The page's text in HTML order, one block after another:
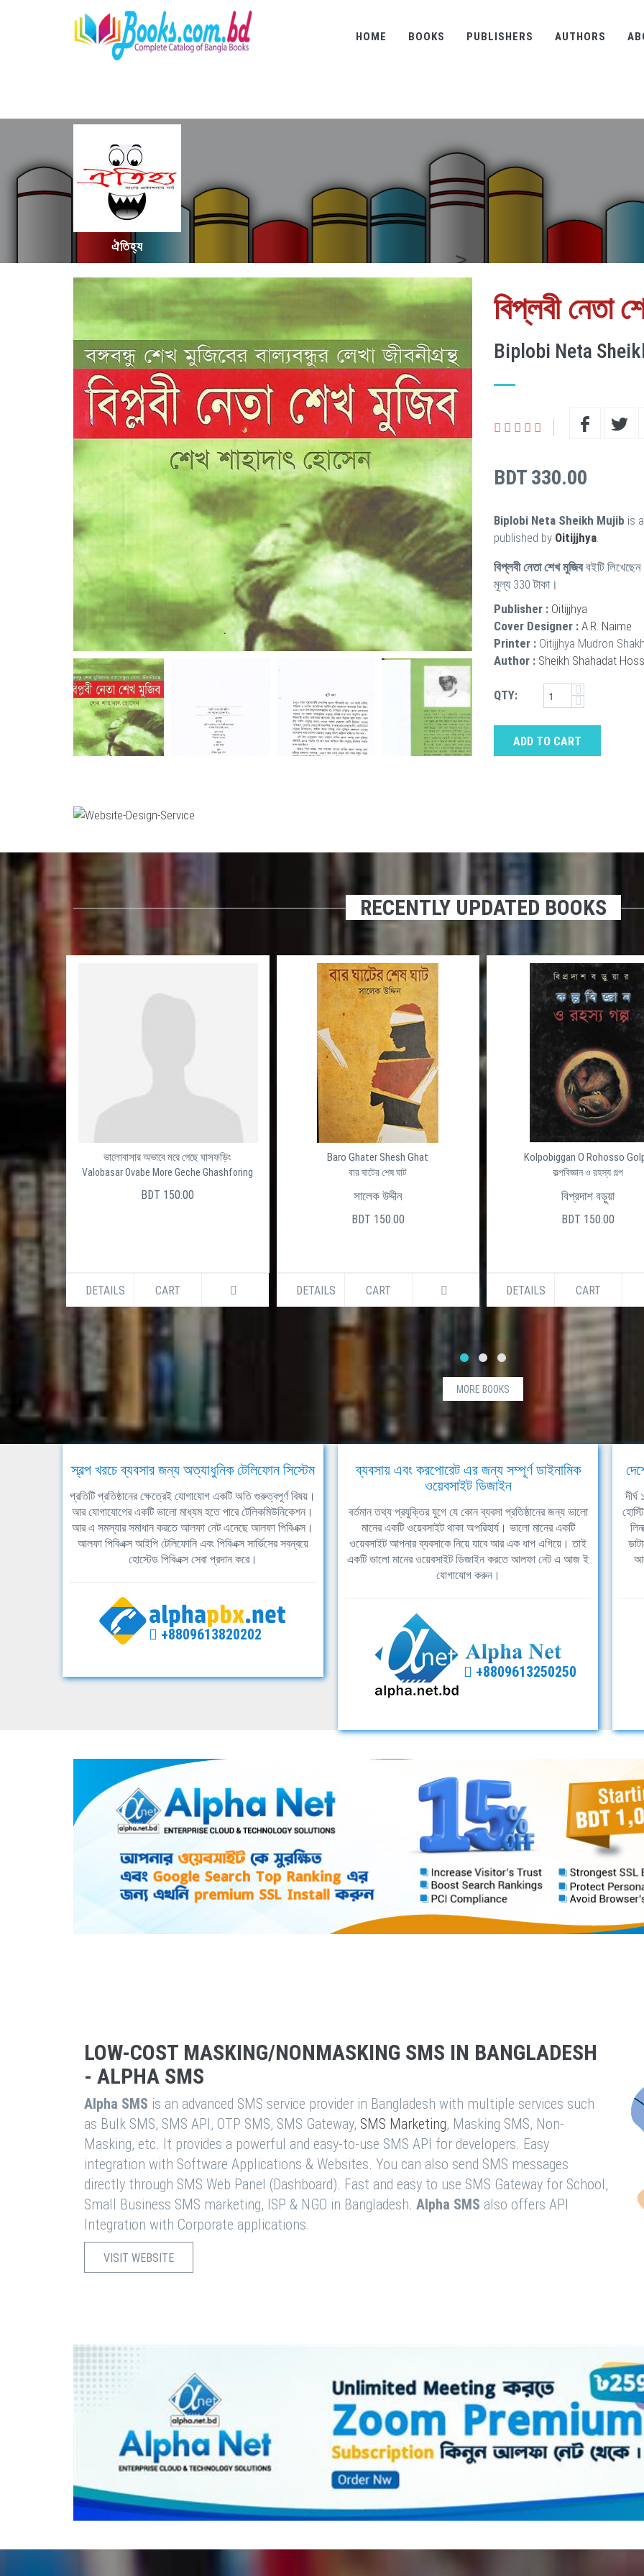
HOME BOOKS PUBLISHERS AUTHORS
ঐতিহ্য
বিপ্লবী নেতা
Biplobi Neta
BDT 330.00
Biplobi Neta Sheikh Mujib is
published by Oitijjhya.
বিপ্লবী নেতা শেখ মুজিববইটি লিখেছেন
মূল্য 330 টাকা।
Publisher : Oitijjhya
Cover Designer : A.R. Naime
Printer : Oitijjhya Mudron
Author : Sheikh Shahadat
QTY:
ADD TO CART
RECENTLY UPDATED BOOKS
ভালোবাসার অভাবে মরে গেছে ঘাসফড়িং
Valobasar Ovabe More Geche Ghashforing
BDT 150.00
DETAILS CART
Baro Ghater Shesh Ghat
বার ঘাটের শেষ ঘাট
সালেক উদ্দীন
BDT 150.00
DETAILS CART
Kolpobiggan O Rohosso
কল্পবিজ্ঞান ও রহস্য গল্প
বিপ্রদাশ বড়ুয়া
BDT 150.00
DETAILS CART
MORE BOOKS
স্বল্প খরচে ব্যবসার জন্য অত্যাধুনিক টেলিফোন সিস্টেম
প্রতিটি প্রতিষ্ঠানের ক্ষেত্রেই যোগাযোগ একটি অতি গুরুত্বপূর্ণ বিষয়।
আর যোগাযোগের একটি ভালো মাধ্যম হতে পারে টেলিকমিউনিকেশন।
আর এ সমস্যার সমাধান করতে আলফা নেট এনেছে আলফা পিবিএক্স।
আলফা পিবিএক্স আইপি টেলিফোনি এবং পিবিএক্স সার্ভিসের সবন্বয়ে
হোস্টেড পিবিএক্স সেবা প্রদান করে।
+8809613820202
ব্যবসায় এবং করপোরেট এর জন্য সম্পূর্ণ ডাইনামিক
ওয়েবসাইট ডিজাইন
বর্তমান তথ্য প্রযুক্তির যুগে যে কোন ব্যবসা প্রতিষ্ঠানের জন্য ভালো
মানের একটি ওয়েবসাইট থাকা অপরিহার্য। ভালো মানের একটি
ওয়েবসাইট আপনার ব্যবসাকে নিয়ে যাবে আর এক ধাপ এগিয়ে। তাই
একটি ভালো মানের ওয়েবসাইট ডিজাইন করতে আলফা নেট এ আজ ই
যোগাযোগ করুন।
+8809613250250
LOW-COST MASKING/NONMASKING SMS IN BANGLADESH
- ALPHA SMS
Alpha SMS is an advanced SMS service provider in Bangladesh with multiple services such
as Bulk SMS, SMS API, OTP SMS, SMS Gateway, SMS Marketing, Masking SMS, Non-
Masking, etc. It provides a powerful and easy-to-use SMS API for developers. Easy
integration with Software Applications & Websites. You can also send SMS messages
directly through SMS Web Panel (Dashboard). Fast and easy to use SMS Gateway for School,
Small Business SMS marketing, ISP & NGO in Bangladesh. Alpha SMS also offers API
Integration with Corporate applications.
VISIT WEBSITE